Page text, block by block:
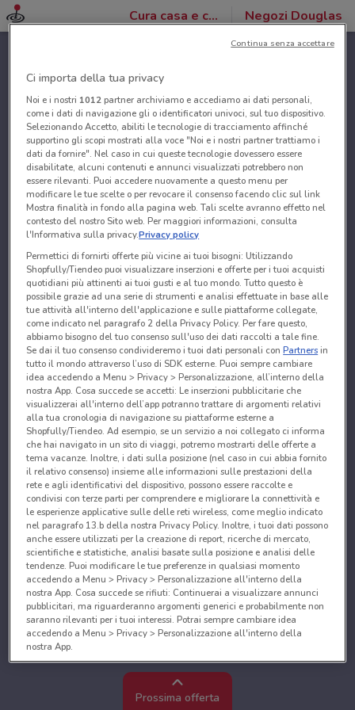
Cura casa e corpo Negozi Douglas
Prossima offerta
Ci importa della tua privacy
Noi e i nostri 1012partner archiviamo e accediamo ai dati personali,
come i dati di navigazione gli o identificatori univoci, sul tuo dispositivo.
Selezionando Accetto, abiliti le tecnologie di tracciamento affinché
supportino gli scopi mostrati alla voce "Noi e i nostri partner trattiamo i
dati da fornire". Nel caso in cui queste tecnologie dovessero essere
disabilitate, alcuni contenuti e annunci visualizzati potrebbero non
essere rilevanti. Puoi accedere nuovamente a questo menu per
modificare le tue scelte o per revocare il consenso facendo clic sul link
Mostra finalità in fondo alla pagina web. Tali scelte avranno effetto nel
contesto del nostro Sito web. Per maggiori informazioni, consulta
l'Informativa sulla privacy.Privacy policy
Permettici di fornirti offerte più vicine ai tuoi bisogni: Utilizzando
Shopfully/Tiendeo puoi visualizzare inserzioni e offerte per i tuoi acquisti
quotidiani più attinenti ai tuoi gusti e al tuo mondo. Tutto questo è
possibile grazie ad una serie di strumenti e analisi effettuate in base alle
tue attività all'interno dell'applicazione e sulle piattaforme collegate,
come indicato nel paragrafo 2 della Privacy Policy. Per fare questo,
abbiamo bisogno del tuo consenso sull'uso dei dati raccolti a tale fine.
Se dai il tuo consenso condivideremo i tuoi dati personali conPartnersin
tutto il mondo attraverso l’uso di SDK esterne. Puoi sempre cambiare
idea accedendo a Menu > Privacy > Personalizzazione, all’interno della
nostra App. Cosa succede se accetti: Le inserzioni pubblicitarie che
visualizzerai all'interno dell’app potranno trattare di argomenti relativi
alla tua cronologia di navigazione su piattaforme esterne a
Shopfully/Tiendeo. Ad esempio, se un servizio a noi collegato ci informa
che hai navigato in un sito di viaggi, potremo mostrarti delle offerte a
tema vacanze. Inoltre, i dati sulla posizione (nel caso in cui abbia fornito
il relativo consenso) insieme alle informazioni sulle prestazioni della
rete e agli identificativi del dispositivo, possono essere raccolte e
condivisi con terze parti per comprendere e migliorare la connettività e
le esperienze applicative sulle delle reti wireless, come meglio indicato
nel paragrafo 13.b della nostra Privacy Policy. Inoltre, i tuoi dati possono
anche essere utilizzati per la creazione di report, ricerche di mercato,
scientifiche e statistiche, analisi basate sulla posizione e analisi delle
tendenze. Puoi modificare le tue preferenze in qualsiasi momento
accedendo a Menu > Privacy > Personalizzazione all'interno della
nostra App. Cosa succede se rifiuti: Continuerai a visualizzare annunci
pubblicitari, ma riguarderanno argomenti generici e probabilmente non
saranno rilevanti per i tuoi interessi. Potrai sempre cambiare idea
accedendo a Menu > Privacy > Personalizzazione all'interno della
nostra App.
Noi e i nostri partner trattiamo i dati per fornire:
Utilizzare dati di geolocalizzazione precisi. Scansione attiva delle
caratteristiche del dispositivo ai fini dell’identificazione. Archiviare
Continua senza accettare